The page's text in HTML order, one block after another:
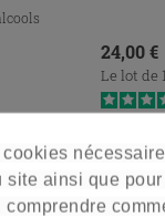
Prix
24,00 €
Le lot de
site ainsi que
comprendre